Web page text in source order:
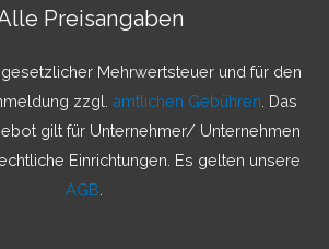
Preisangaben
Mehrwertsteuer und für den
zzgl. amtlichen Gebühren . Das
gilt für Unternehmer/ Unternehmen
Einrichtungen. Es gelten unsere
AGB